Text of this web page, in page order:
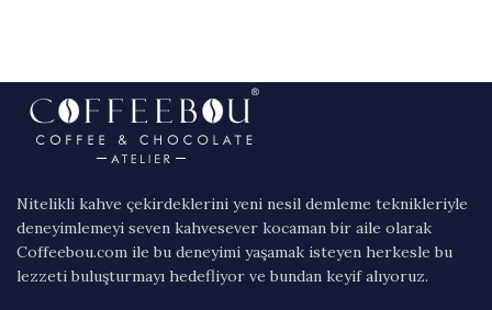
Nitelikli kahve çekirdeklerini yeni nesil demleme teknikleriyle
deneyimlemeyi seven kahvesever kocaman bir aile olarak
Coffeebou.com ile bu deneyimi yaşamak isteyen herkesle bu
lezzeti buluşturmayı hedefliyor ve bundan keyif alıyoruz.